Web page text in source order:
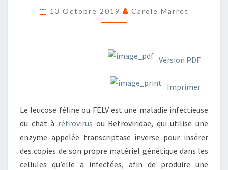
FÉLINE
13 Octobre 2019 Carole Marret
Version PDF
Imprimer
Le leucose féline ou FELV est une maladie infectieuse
du chat à rétrovirus ou Retroviridae, qui utilise une
enzyme appelée transcriptase inverse pour insérer
des copies de son propre matériel génétique dans les
cellules qu’elle a infectées, afin de produire une